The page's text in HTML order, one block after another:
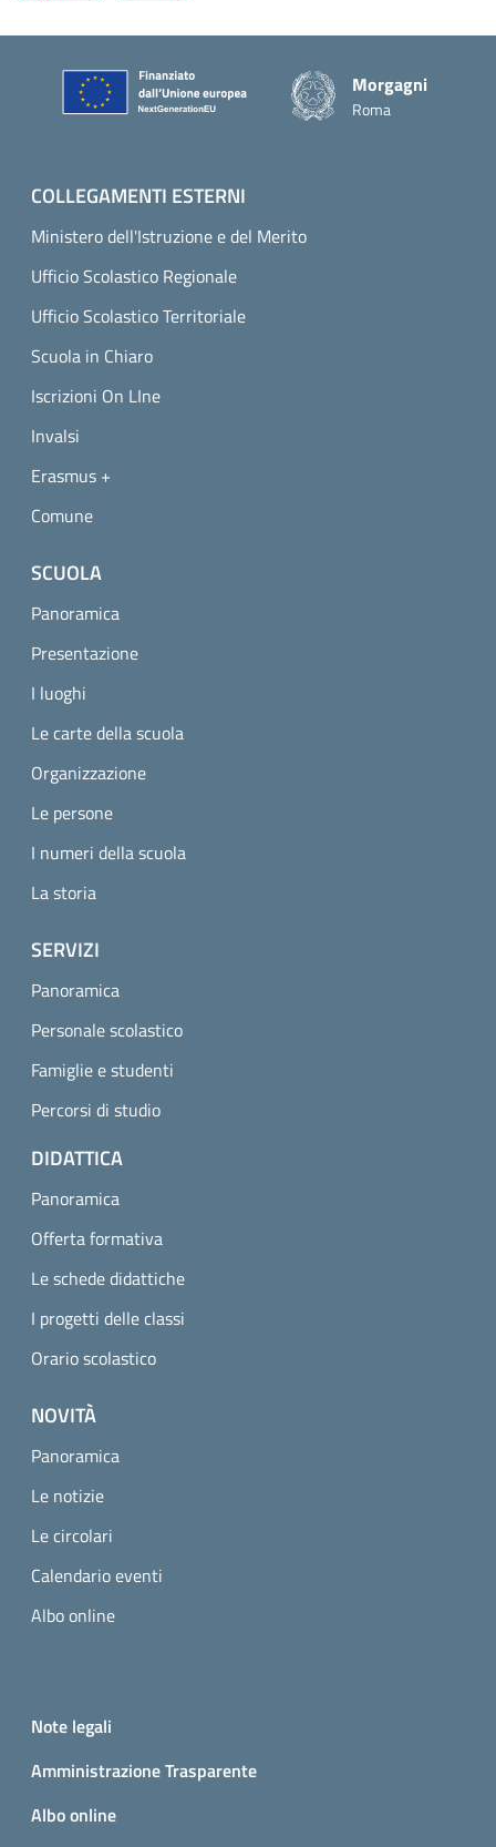
Piè di pagina
Morgagni
Roma
COLLEGAMENTI ESTERNI
Ministero dell'Istruzione e del Merito
Ufficio Scolastico Regionale
Ufficio Scolastico Territoriale
Scuola in Chiaro
Iscrizioni On LIne
Invalsi
Erasmus +
Comune
SCUOLA
Panoramica
Presentazione
I luoghi
Le carte della scuola
Organizzazione
Le persone
I numeri della scuola
La storia
SERVIZI
Panoramica
Personale scolastico
Famiglie e studenti
Percorsi di studio
DIDATTICA
Panoramica
Offerta formativa
Le schede didattiche
I progetti delle classi
Orario scolastico
NOVITÀ
Panoramica
Le notizie
Le circolari
Calendario eventi
Albo online
Small prints
Note legali
Amministrazione Trasparente
Albo online